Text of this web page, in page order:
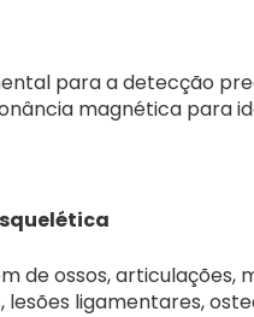
para a detecção
magnética para
de ossos, articulações,
ligamentares,